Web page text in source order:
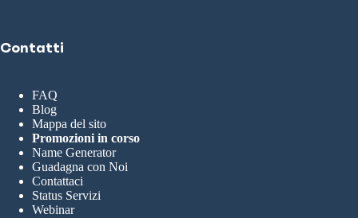
Contatti
FAQ
Blog
Mappa del sito
Promozioni in corso
Name Generator
Guadagna con Noi
Contattaci
Status Servizi
Webinar